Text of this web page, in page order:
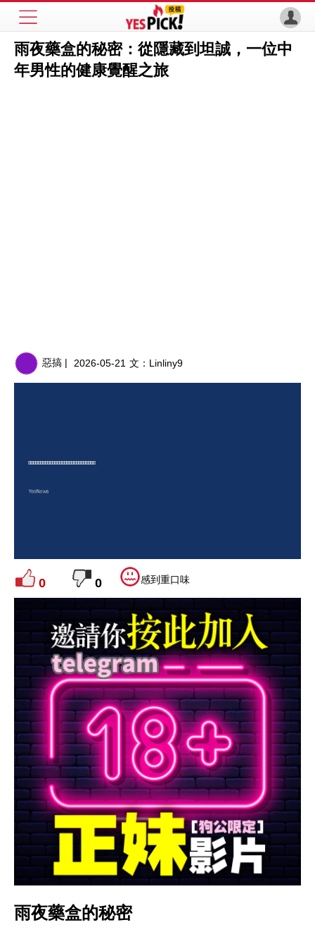
雨夜藥盒的秘密：從隱藏到坦誠，一位中
年男性的健康覺醒之旅
惡搞 | 2026-05-21 文： Linliny9
0 0 感到重口味
雨夜藥盒的秘密